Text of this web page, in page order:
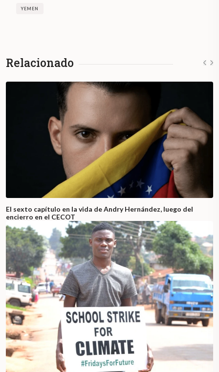
YEMEN
Relacionado
El sexto capítulo en la vida de Andry Hernández, luego del
encierro en el CECOT